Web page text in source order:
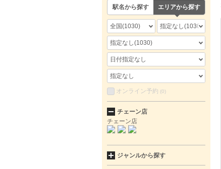
駅名から探す エリアから探す
全国(1030) 指定なし(1030)
指定なし(1030)
日付指定なし
指定なし
オンライン予約 (0)
チェーン店
チェーン店
ジャンルから探す